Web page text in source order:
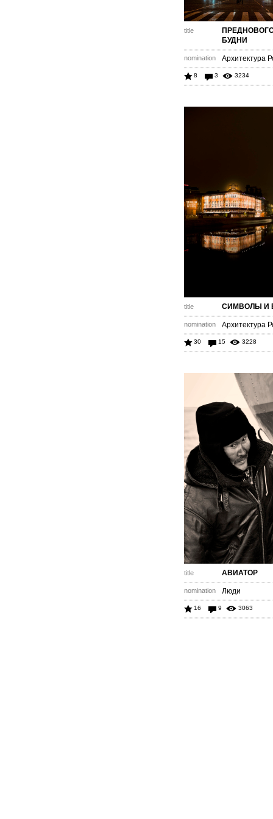
title
БУДНИ
nomination Архитектура
8 3 3234
title СИМВОЛЫ И
nomination Архитектура
30 15 3228
title АВИАТОР
nomination Люди
16 9 3063